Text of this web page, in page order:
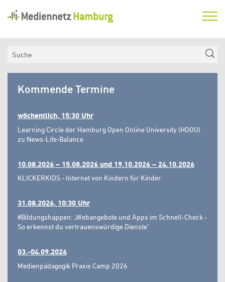
Hamburg
Aktuelles
Medienkompetenzfonds
Hamburg
Kommende Termine
wöchentlich, 15:30 Uhr
Learning Circle der Hamburg Open Online University (HOOU)
zu News-Life-Balance
10.08.2026 – 15.08.2026 und 19.10.2026 – 24.10.2026
KLICKERKIDS - Internet von Kindern für Kinder
31.08.2026, 10:30 Uhr
#Bildungshappen: „Webangebote und Apps im Schnell-Check -
So erkennst du vertrauenswürdige Dienste"
03.-04.09.2026
Medienpädagogik Praxis Camp 2026